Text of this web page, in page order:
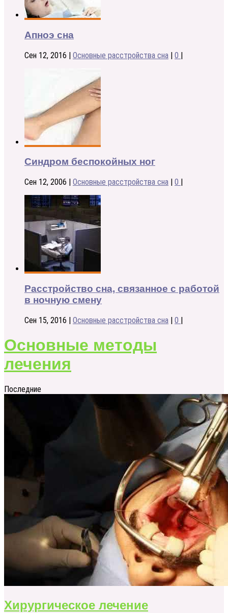
Апноэ сна
Сен 12, 2016 | Основные расстройства сна | 0 |
Синдром беспокойных ног
Сен 12, 2006 Основные расстройства сна 0
Расстройство сна, связанное с работой
в ночную смену
Сен 15, 2016 | Основные расстройства сна | 0 |
Основные методы
лечения
Последние
Хирургическое лечение